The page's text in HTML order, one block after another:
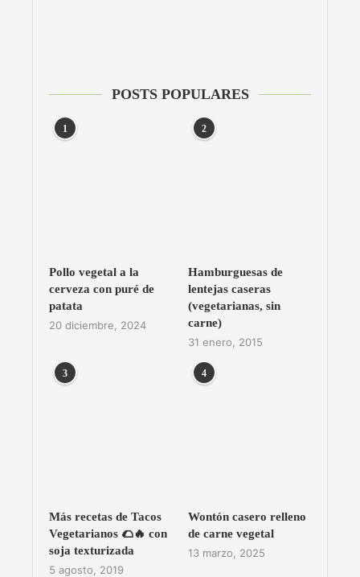
POSTS POPULARES
1
Pollo vegetal a la
cerveza con puré de
patata
20 diciembre, 2024
2
Hamburguesas de
lentejas caseras
(vegetarianas, sin
carne)
31 enero, 2015
3
Más recetas de Tacos
Vegetarianos 🌮🔥 con
soja texturizada
5 agosto, 2019
4
Wontón casero relleno
de carne vegetal
13 marzo, 2025